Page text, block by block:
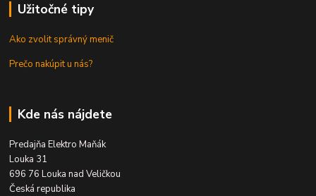
Užitočné tipy
Ako zvolit správný menič
Prečo nakúpit u nás?
Kde nás nájdete
Predajňa Elektro Maňák
Louka 31
696 76 Louka nad Veličkou
Česká republika